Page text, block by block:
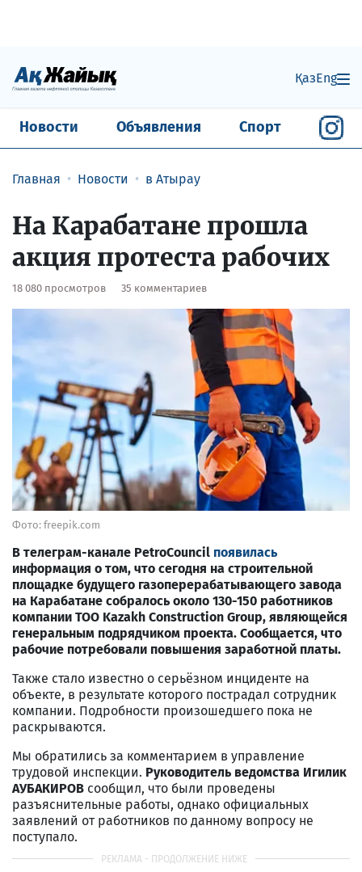
ҚазEng
Новости Объявления Спорт
Главная Новости в Атырау
На Карабатане прошла
акция протеста рабочих
18 080 просмотров 35 комментариев
Фото: freepik.com
В телеграм-канале PetroCouncil появилась
информация о том, что сегодня на строительной
площадке будущего газоперерабатывающего завода
на Карабатане собралось около 130-150 работников
компании ТОО Kazakh Construction Group, являющейся
генеральным подрядчиком проекта. Сообщается, что
рабочие потребовали повышения заработной платы.
Также стало известно о серьёзном инциденте на
объекте, в результате которого пострадал сотрудник
компании. Подробности произошедшего пока не
раскрываются.
Мы обратились за комментарием в управление
трудовой инспекции. Руководитель ведомства Игилик
АУБАКИРОВ сообщил, что были проведены
разъяснительные работы, однако официальных
заявлений от работников по данному вопросу не
поступало.